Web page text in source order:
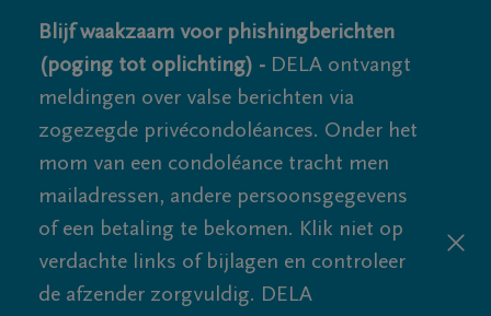
Blijf waakzaam voor phishingberichten
(poging tot oplichting) - DELA ontvangt
meldingen over valse berichten via
zogezegde privécondoléances. Onder het
mom van een condoléance tracht men
mailadressen, andere persoonsgegevens
of een betaling te bekomen. Klik niet op
verdachte links of bijlagen en controleer
de afzender zorgvuldig. DELA